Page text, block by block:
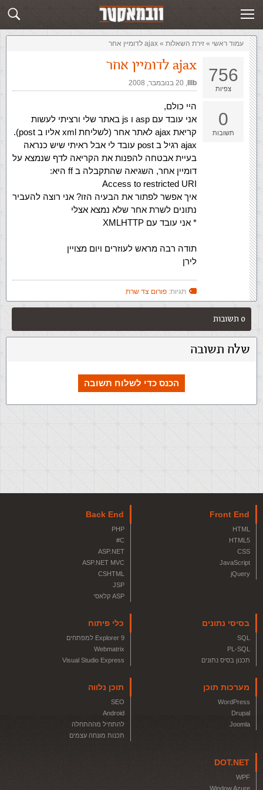
שלח תשובה זירת השאלות
עמוד ראשי » ‏זירת השאלות‏ » ajax לדומיין אחר
756
צפיות
0
תשובות
ajax לדומיין אחר
lllb
,‏ 20 בנובמבר, 2008
היי כולם,
אני עובד עם asp ו js באתר שלי ורציתי לעשות
קריאת ajax לאתר אחר (לשליחת xml אליו ב post).
ajax רגיל ב post עובד לי אבל ראיתי שיש כנראה
בעיית אבטחה להפנות את הקריאה לדף שנמצא על
דומיין אחר, השגיאה שהתקבלה ב ff היא:
Access to restricted URI
איך אפשר לפתור את הבעיה הזו? אני רוצה להעביר
נתונים לשרת אחר שלא נמצא אצלי
* אני עובד עם XMLHTTP
תודה רבה מראש לעוזרים ויום מצויין
לירן
תגיות: פורום צד שרת
0 תשובות
שלח תשובה
הכנס כדי לשלוח תשובה
Front End
HTML
HTML5
CSS
JavaScript
jQuery
Back End
PHP
C#
ASP.NET
ASP.NET MVC
CSHTML
JSP
ASP קלאסי
בסיסי נתונים
SQL
PL-SQL
תכנון בסיס נתונים
כלי פיתוח
Explorer 9 למפתחים
Webmatrix
Visual Studio Express
מערכות תוכן
WordPress
Drupal
Joomla
תוכן נלווה
SEO
Android
להתחיל מההתחלה
תכנות מונחה עצמים
DOT.NET
WPF
Window Azure